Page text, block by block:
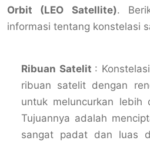
Orbit (LEO Satellite).
informasi tentang konstelasi
Ribuan Satelit :
ribuan satelit dengan
untuk meluncurkan lebih
Tujuannya adalah
sangat padat dan luas